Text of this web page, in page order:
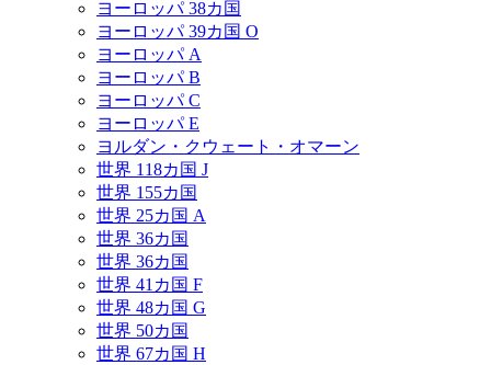
ヨーロッパ 38カ国
ヨーロッパ 39カ国 O
ヨーロッパ A
ヨーロッパ B
ヨーロッパ C
ヨーロッパ E
ヨルダン・クウェート・オマーン
世界 118カ国 J
世界 155カ国
世界 25カ国 A
世界 36カ国
世界 36カ国
世界 41カ国 F
世界 48カ国 G
世界 50カ国
世界 67カ国 H